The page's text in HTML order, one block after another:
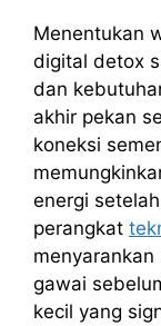
Menentukan
digital detox
dan
akhir pekan
koneksi
energi
perangkat
gawai
kecil yang